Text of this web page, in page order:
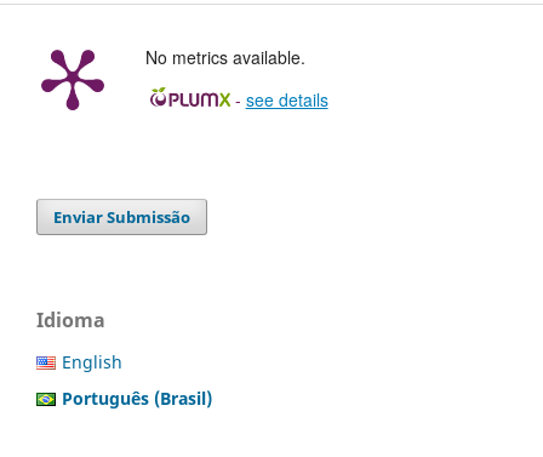
No metrics available.
- see details
Enviar Submissão
Idioma
English
Português (Brasil)